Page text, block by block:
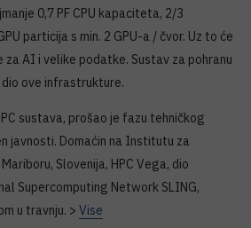
0,7 PF CPU kapaciteta, 2/3
particija s min. 2 GPU-a / čvor. Uz to će
za AI i velike podatke. Sustav za pohranu
ove infrastrukture.
sustava, prošao je fazu tehničkog
javnosti. Domaćin na Institutu za
Slovenija, HPC Vega, dio
Supercomputing Network SLING,
u travnju. > Vise